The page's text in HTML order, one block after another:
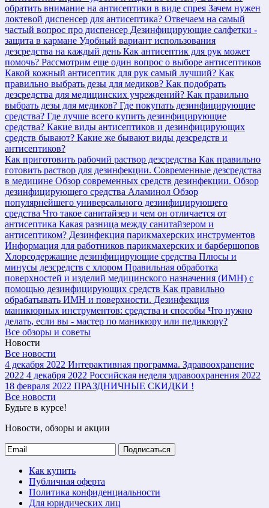
обратить внимание на антисептики в виде спрея Зачем нужен
локтевой диспенсер для антисептика? Отвечаем на самый
частый вопрос про диспенсер Дезинфицирующие салфетки -
защита в кармане Удобный вариант использования
дезсредства на каждый день Как антисептик для рук может
помочь? Рассмотрим еще один вопрос о выборе антисептиков
Какой кожный антисептик для рук самый лучший? Как
правильно выбрать дезы для медиков? Как подобрать
дезсредства для медицинских учреждений? Как правильно
выбрать дезы для медиков? Где покупать дезинфицирующие
средства? Где лучше всего купить дезинфицирующие
средства? Какие виды антисептиков и дезинфицирующих
средств бывают? Какие же бывают виды дезсредств и
антисептиков?
Как приготовить рабочий раствор дезсредства Как правильно
готовить раствор для дезинфекции. Современные дезсредства
в медицине Обзор современных средств дезинфекции. Обзор
дезинфицирующего средства Аламинол Обзор
популярнейшего универсального дезинфицирующего
средства Что такое санитайзер и чем он отличается от
антисептика Какая разница между санитайзером и
антисептиком? Дезинфекция парикмахерских инструментов
Информация для работников парикмахерских и барбершопов
Хлорсодержащие дезинфицирующие средства Плюсы и
минусы дезсредств с хлором Правильная обработка
поверхностей и изделий медицинского назначения (ИМН) с
помощью дезинфицирующих средств Как правильно
обрабатывать ИМН и поверхности. Дезинфекция
маникюрных инструментов: средства и способы Что нужно
делать, если вы - мастер по маникюру или педикюру?
Все обзоры и советы
Новости
Все новости
4 декабря 2022 Интерактивная программа. Здравоохранение
2022 4 декабря 2022 Российская неделя здравоохранения 2022
18 февраля 2022 ПРАЗДНИЧНЫЕ СКИДКИ !
Все новости
Будьте в курсе!
Новости, обзоры и акции
Подписаться
Как купить
Публичная оферта
Политика конфиденциальности
Для юридических лиц